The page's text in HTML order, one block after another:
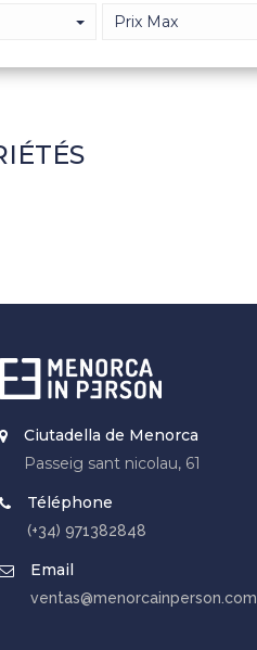
Prix Max
Ciutadella de Menorca
Passeig sant nicolau, 61
Téléphone
(+34) 971382848
Email
ventas@menorcainperson.com